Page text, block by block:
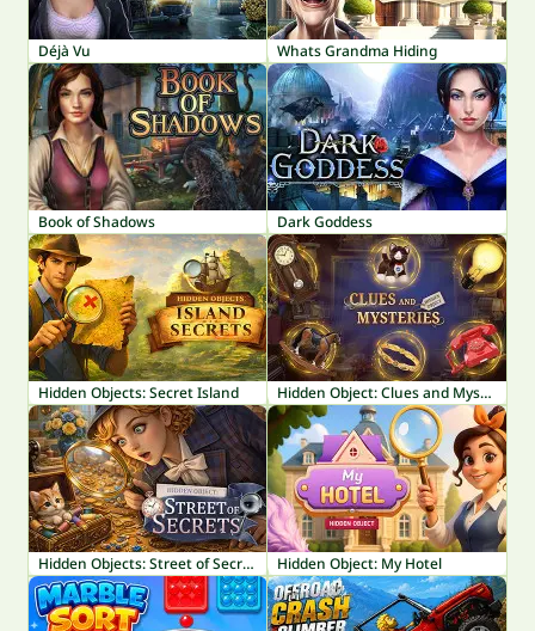
Déjà Vu Whats Grandma Hiding
Book of Shadows Dark Goddess
Hidden Objects: Secret Island Hidden Object: Clues and Mysteries
Hidden Objects: Street of Secrets Hidden Object: My Hotel